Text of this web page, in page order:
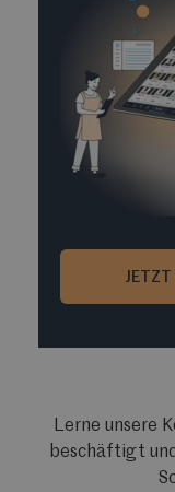
JETZT
Lerne unsere
beschäftigt